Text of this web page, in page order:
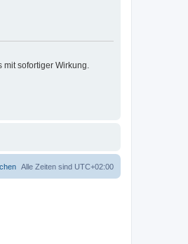
mit sofortiger Wirkung.
Alle Zeiten sind UTC+02:00